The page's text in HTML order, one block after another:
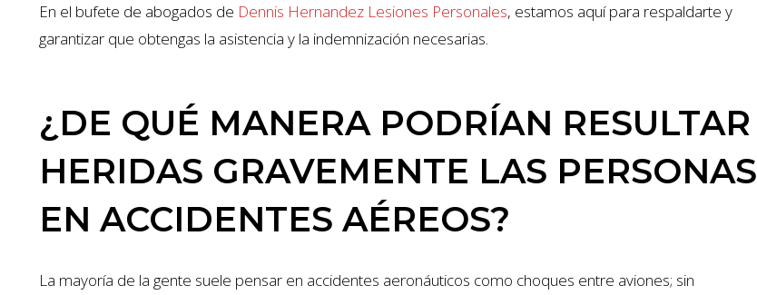
En el bufete de abogados de Dennis Hernandez Lesiones Personales, estamos aquí para respaldarte y
garantizar que obtengas la asistencia y la indemnización necesarias.
¿DE QUÉ MANERA PODRÍAN RESULTAR
HERIDAS GRAVEMENTE LAS PERSONAS
EN ACCIDENTES AÉREOS?
La mayoría de la gente suele pensar en accidentes aeronáuticos como choques entre aviones; sin
$1.35 MILLIONES $7 MILLIONES